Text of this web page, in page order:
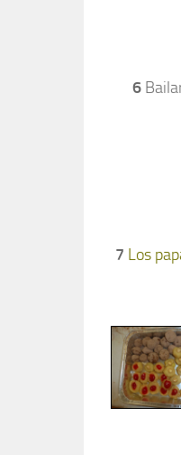
6
7 Los